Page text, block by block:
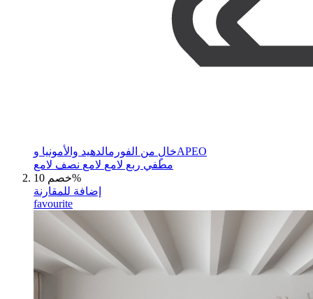
خالٍ من الفورمالدهيد والأمونيا وAPEO
مطفي ربع لامع لامع نصف لامع
خصم 10%
إضافة للمقارنة
favourite